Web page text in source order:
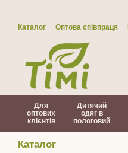
Каталог Оптова співпраця
Для
оптових
клієнтів
Дитячий
одяг в
пологовий
Каталог